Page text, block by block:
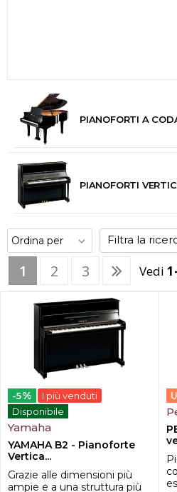
PIANOFORTI A
PIANOFORTI
Filtra la
Offerte
1 2 3 Vedi
-5%
I più venduti
Disponibile
Yamaha
YAMAHA B2 - Pianoforte
Vertica...
Grazie alle dimensioni più
ampie e a una struttura più